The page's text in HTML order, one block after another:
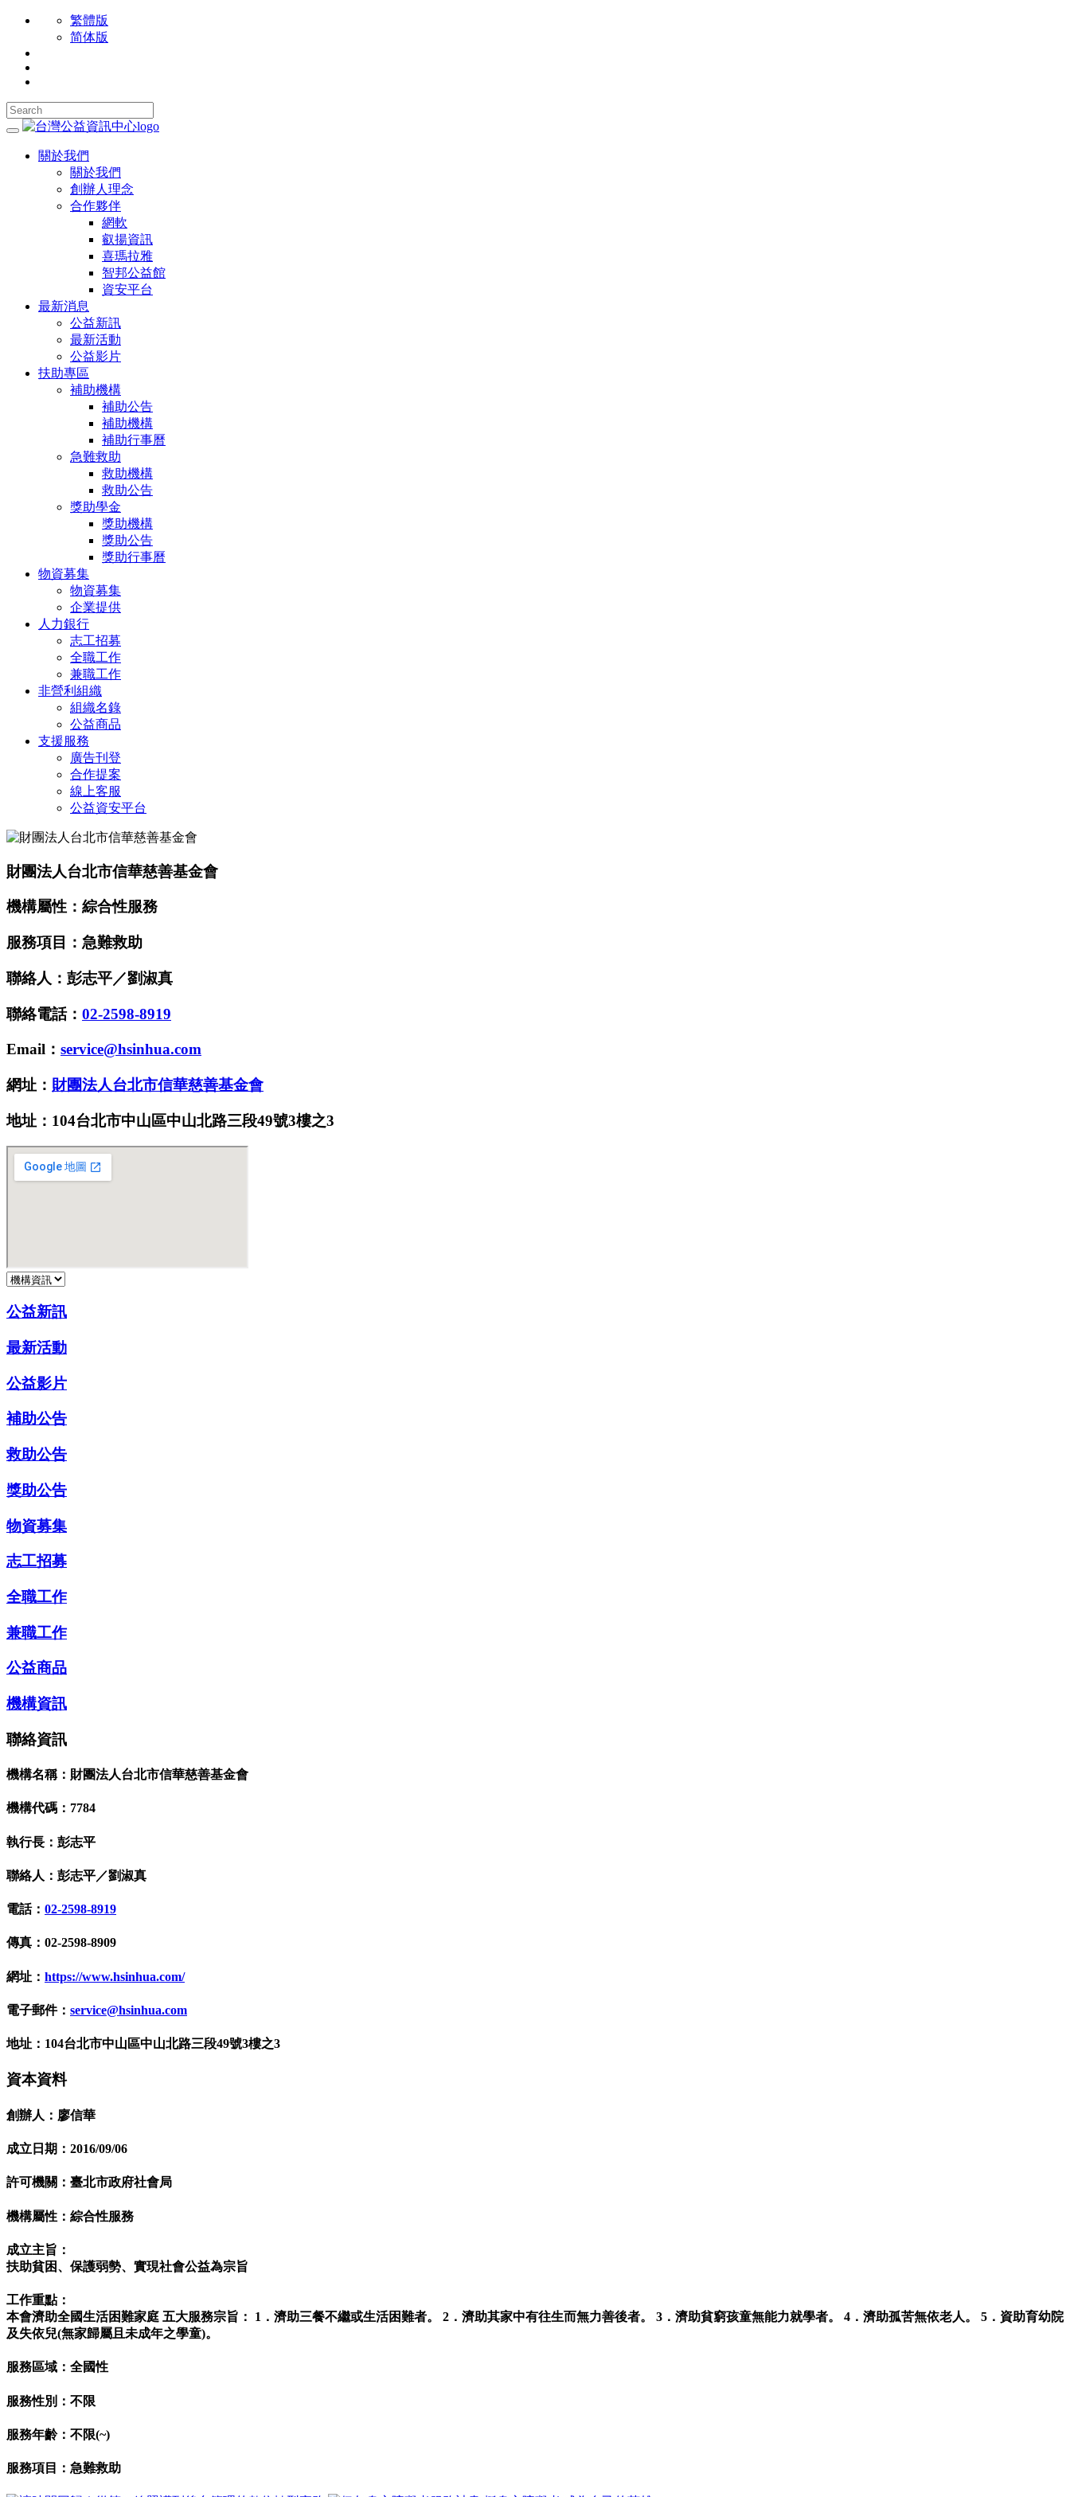
繁體版
简体版
關於我們
關於我們
創辦人理念
合作夥伴
網軟
叡揚資訊
喜瑪拉雅
智邦公益館
資安平台
最新消息
公益新訊
最新活動
公益影片
扶助專區
補助機構
補助公告
補助機構
補助行事曆
急難救助
救助機構
救助公告
獎助學金
獎助機構
獎助公告
獎助行事曆
物資募集
物資募集
企業提供
人力銀行
志工招募
全職工作
兼職工作
非營利組織
組織名錄
公益商品
支援服務
廣告刊登
合作提案
線上客服
公益資安平台
財團法人台北市信華慈善基金會
機構屬性：綜合性服務
服務項目：急難救助
聯絡人：彭志平／劉淑真
聯絡電話： 02-2598-8919
Email： service@hsinhua.com
網址： 財團法人台北市信華慈善基金會
地址：104台北市中山區中山北路三段49號3樓之3
公益新訊
最新活動
公益影片
補助公告
救助公告
獎助公告
物資募集
志工招募
全職工作
兼職工作
公益商品
機構資訊
聯絡資訊
機構名稱：財團法人台北市信華慈善基金會
機構代碼：7784
執行長：彭志平
聯絡人：彭志平／劉淑真
電話： 02-2598-8919
傳真：02-2598-8909
網址： https://www.hsinhua.com/
電子郵件： service@hsinhua.com
地址：104台北市中山區中山北路三段49號3樓之3
資本資料
創辦人：廖信華
成立日期：2016/09/06
許可機關：臺北市政府社會局
機構屬性：綜合性服務
成立主旨：
扶助貧困、保護弱勢、實現社會公益為宗旨
工作重點：
本會濟助全國生活困難家庭 五大服務宗旨： 1．濟助三餐不繼或生活困難者。 2．濟助其家中有往生而無力善後者。 3．濟助貧窮孩童無能力就學者。 4．濟助孤苦無依老人。 5．資助育幼院
及失依兒(無家歸屬且未成年之學童)。
服務區域：全國性
服務性別：不限
服務年齡：不限(~)
服務項目：急難救助